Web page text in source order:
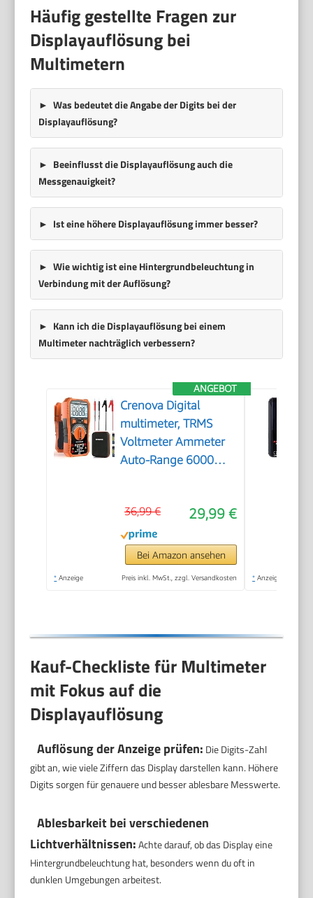
Häufig gestellte Fragen zur
Displayauflösung bei
Multimetern
Was bedeutet die Angabe der Digits bei der
Displayauflösung?
Beeinflusst die Displayauflösung auch die
Messgenauigkeit?
Ist eine höhere Displayauflösung immer besser?
Wie wichtig ist eine Hintergrundbeleuchtung in
Verbindung mit der Auflösung?
Kann ich die Displayauflösung bei einem
Multimeter nachträglich verbessern?
ANGEBOT
Crenova Digital
multimeter, TRMS
Voltmeter Ammeter
Auto-Range 6000
Kapazität Temp
Wiederstand mit
Large LCD-Anzeige
und Hintergrundlicht,
29,99 €
36,99 €
Bei Amazon ansehen
* Anzeige Preis inkl. MwSt., zzgl. Versandkosten * Anzeige
Kauf-Checkliste für Multimeter
mit Fokus auf die
Displayauflösung
Auflösung der Anzeige prüfen: Die Digits-Zahl
gibt an, wie viele Ziffern das Display darstellen kann. Höhere
Digits sorgen für genauere und besser ablesbare Messwerte.
Ablesbarkeit bei verschiedenen
Lichtverhältnissen:Achte darauf, ob das Display eine
Hintergrundbeleuchtung hat, besonders wenn du oft in
dunklen Umgebungen arbeitest.